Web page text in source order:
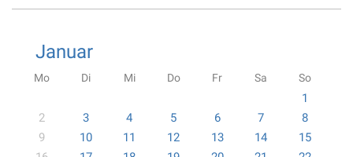
Januar
Mo Di Mi Do Fr Sa So
1
2
3 4 5 6 7
8
9
10 11 12 13 14
15